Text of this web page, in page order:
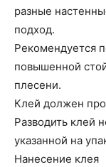
разные
подход.
​Рекомендуется
повышенной
плесени.
​Клей должен
Разводить клей
указанной на
Нанесение клея